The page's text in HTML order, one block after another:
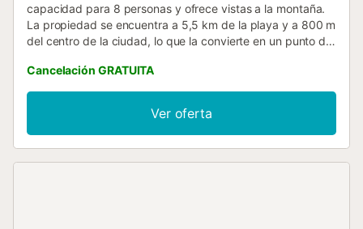
capacidad para 8 personas y ofrece vistas a la montaña.
La propiedad se encuentra a 5,5 km de la playa y a 800 m
del centro de la ciudad, lo que la convierte en un punto de
una estructura independiente con 4 dormitorios equipados
con camas de matrimonio, camas individuales y un sofá
cama, además de 3 baños. Una chimenea es el punto
central de la zona de estar, mientras que la cocina cuenta
con frigorífico, lavavajillas, microondas y fogones. Para el
Cancelación GRATUITA
Ver oferta